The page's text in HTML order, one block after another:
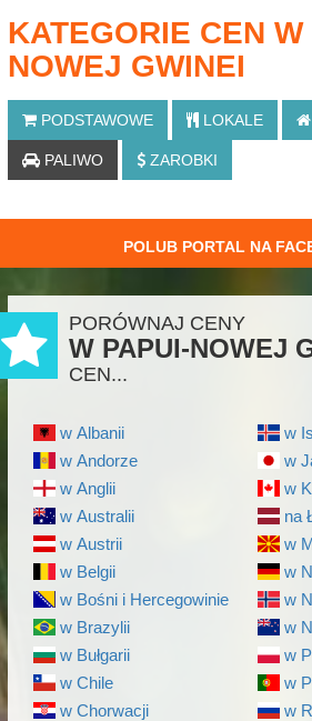
KATEGORIE CEN W
NOWEJ GWINEI
PODSTAWOWE LOKALE
PALIWO ZAROBKI
POLUB PORTAL NA
PORÓWNAJ CENY
W PAPUI-NOWEJ
CEN...
w Albanii
w Andorze
w Anglii
w Australii
w Austrii
w Belgii
w Bośni i Hercegowinie
w Brazylii
w Bułgarii
w Chile
w Chorwacji
w
w
w
na
w
w
w
w
w
w
w